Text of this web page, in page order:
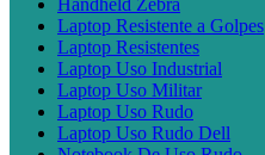
Handheld Zebra
Laptop Resistente a Golpes
Laptop Resistentes
Laptop Uso Industrial
Laptop Uso Militar
Laptop Uso Rudo
Laptop Uso Rudo Dell